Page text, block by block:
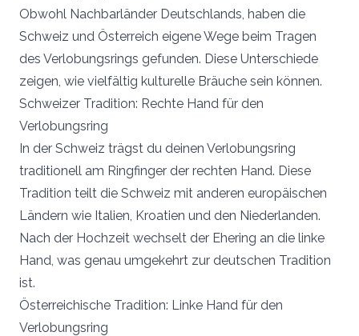
Obwohl Nachbarländer Deutschlands, haben die
Schweiz und Österreich eigene Wege beim Tragen
des Verlobungsrings gefunden. Diese Unterschiede
zeigen, wie vielfältig kulturelle Bräuche sein können.
Schweizer Tradition: Rechte Hand für den
Verlobungsring
In der Schweiz trägst du deinen Verlobungsring
traditionell am Ringfinger der rechten Hand. Diese
Tradition teilt die Schweiz mit anderen europäischen
Ländern wie Italien, Kroatien und den Niederlanden.
Nach der Hochzeit wechselt der Ehering an die linke
Hand, was genau umgekehrt zur deutschen Tradition
ist.
Österreichische Tradition: Linke Hand für den
Verlobungsring